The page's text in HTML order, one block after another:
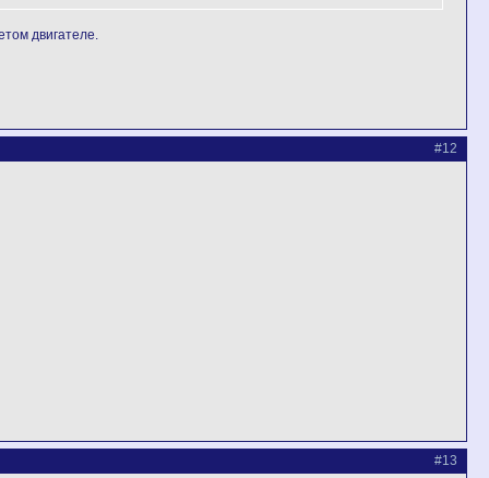
двигателе.
#12
#13